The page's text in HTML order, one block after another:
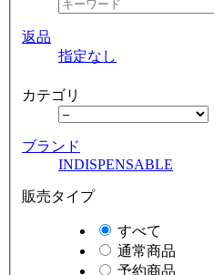
返品
指定なし
カテゴリ
ブランド
INDISPENSABLE
販売タイプ
すべて
通常商品
予約商品